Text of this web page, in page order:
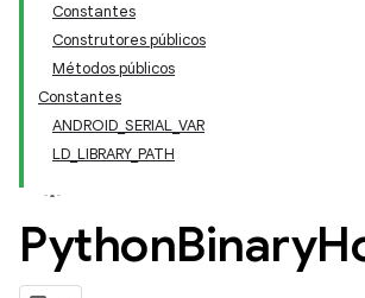
Constantes
Construtores públicos
Métodos públicos
Constantes
ANDROID_SERIAL_VAR
LD_LIBRARY_PATH
PythonBinary